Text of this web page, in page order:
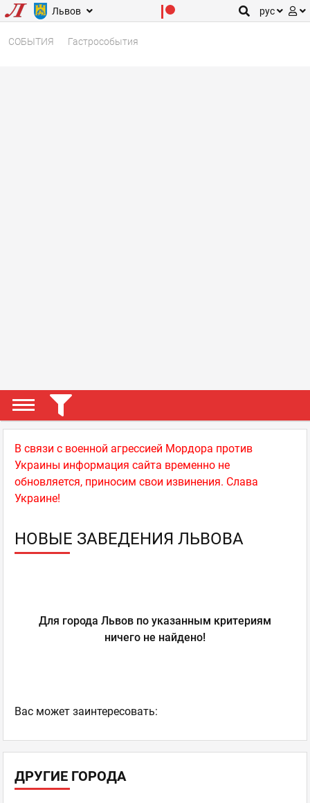
Львов рус
СОБЫТИЯ Гастрособытия
В связи с военной агрессией Мордора против
Украины информация сайта временно не
обновляется, приносим свои извинения. Слава
Украине!
НОВЫЕ ЗАВЕДЕНИЯ ЛЬВОВА
Для города Львов по указанным критериям
ничего не найдено!
Ваc может заинтересовать:
ДРУГИЕ ГОРОДА